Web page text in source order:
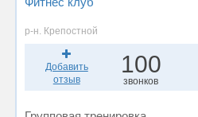
р-н. Крепостной
Добавить
отзыв
100
звонков